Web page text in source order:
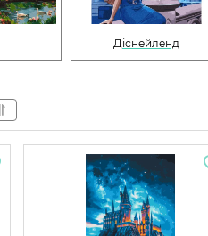
Діснейленд